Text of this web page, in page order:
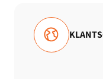
16.000+ REVIEWS